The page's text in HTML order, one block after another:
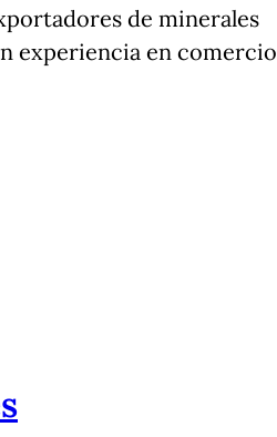
de minerales
experiencia en comercio